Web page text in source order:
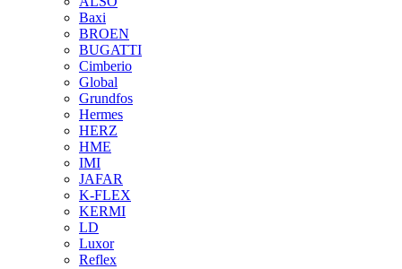
Baxi
BROEN
BUGATTI
Cimberio
Global
Grundfos
Hermes
HERZ
HME
IMI
JAFAR
K-FLEX
KERMI
LD
Luxor
Reflex